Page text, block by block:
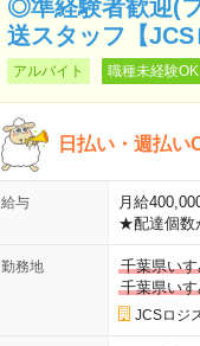
◎準経験者歓迎(
送スタッフ【JCS
アルバイト 職種未経験OK
日払い・週払い
給与
月給
★配達個数
勤務地
千葉県い
千葉県い
JCSロジ